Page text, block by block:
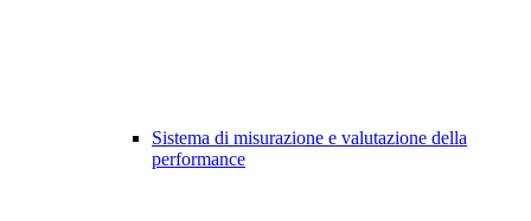
Sistema di misurazione e valutazione della
performance